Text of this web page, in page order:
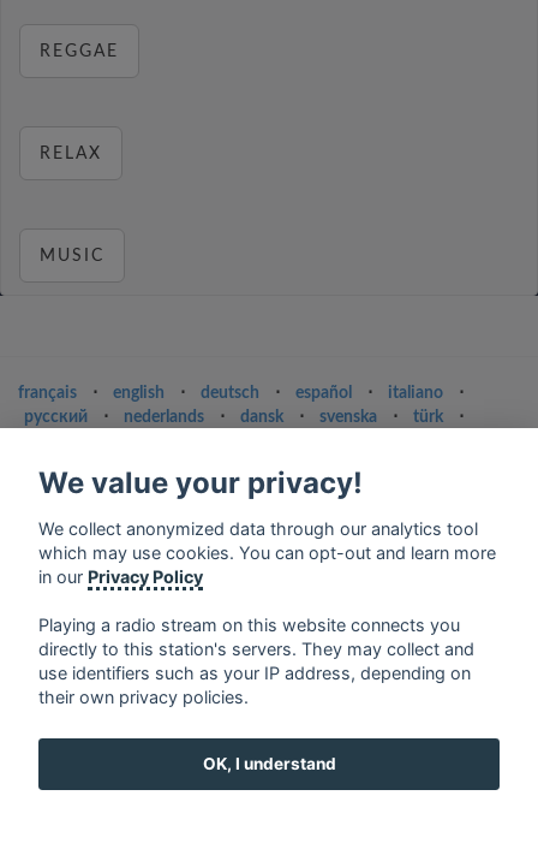
REGGAE
RELAX
MUSIC
français ⋅ english ⋅ deutsch ⋅ español ⋅ italiano
⋅
русский
⋅ nederlands ⋅ dansk ⋅ svenska ⋅ türk
⋅
Contact us: contact@my-radios.com
Terms of service
Privacy Policy
We value your privacy!
We collect anonymized data through our analytics tool
which may use cookies. You can opt-out and learn more
in our Privacy Policy
Playing a radio stream on this website connects you
directly to this station's servers. They may collect and
use identifiers such as your IP address, depending on
their own privacy policies.
OK, I understand